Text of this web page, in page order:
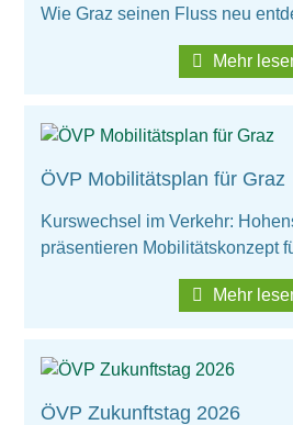
Wirtschaftsbund
Gassenschaun
Gassenschaun 2019
Wie Graz seinen Fluss neu
Mehr
ÖVP Mobilitätsplan für Graz
Kurswechsel im Verkehr:
präsentieren Mobilitätskonzept
Mehr
ÖVP Zukunftstag 2026